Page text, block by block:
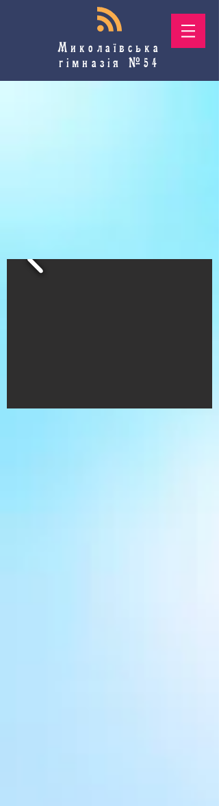
Миколаївська
гімназія №54